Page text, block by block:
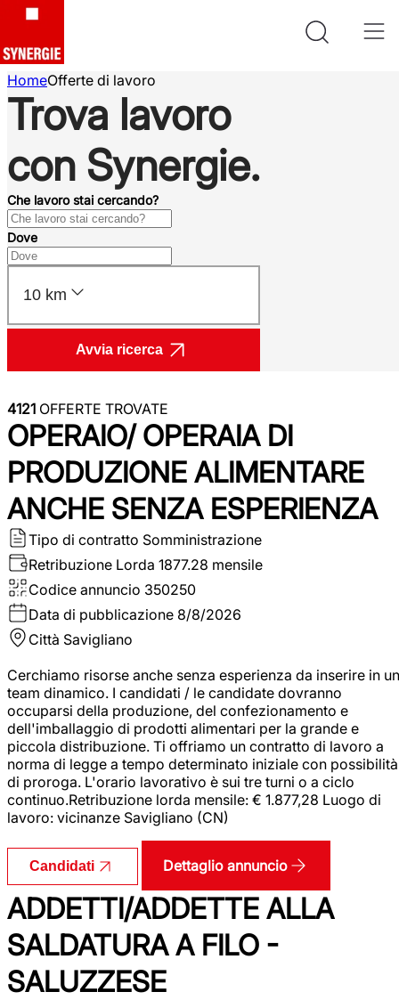
HomeOfferte di lavoro
Trova lavoro
con Synergie.
Che lavoro stai cercando?
Dove
10 km
Avvia ricerca
4121 OFFERTE TROVATE
OPERAIO/ OPERAIA DI
PRODUZIONE ALIMENTARE
ANCHE SENZA ESPERIENZA
Tipo di contratto Somministrazione
Retribuzione Lorda 1877.28 mensile
Codice annuncio 350250
Data di pubblicazione 8/8/2026
Città Savigliano
Cerchiamo risorse anche senza esperienza da inserire in un
team dinamico. I candidati / le candidate dovranno
occuparsi della produzione, del confezionamento e
dell'imballaggio di prodotti alimentari per la grande e
piccola distribuzione. Ti offriamo un contratto di lavoro a
norma di legge a tempo determinato iniziale con possibilità
di proroga. L'orario lavorativo è sui tre turni o a ciclo
continuo.Retribuzione lorda mensile: € 1.877,28 Luogo di
lavoro: vicinanze Savigliano (CN)
Candidati Dettaglio annuncio
ADDETTI/ADDETTE ALLA
SALDATURA A FILO -
SALUZZESE